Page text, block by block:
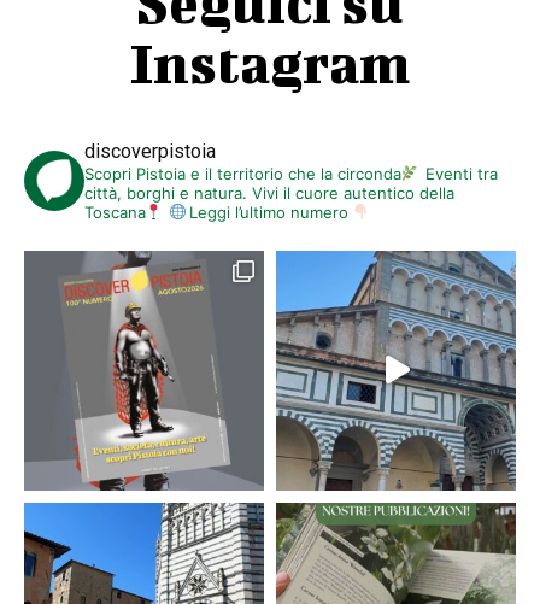
Instagram
discoverpistoia
Scopri Pistoia e il territorio che la circonda
Eventi tra
città, borghi e natura. Vivi il cuore autentico della
Toscana
Leggi l’ultimo numero